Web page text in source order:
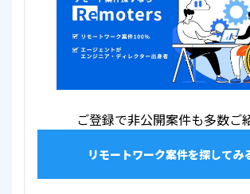
ご登録で非公開案件も多数ご
リモートワーク案件を探してみ